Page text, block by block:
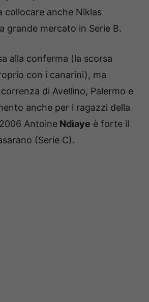
collocare anche Niklas
grande mercato in Serie B.
alla conferma (la scorsa
con i canarini), ma
di Avellino, Palermo e
anche per i ragazzi della
Antoine Ndiaye è forte il
(Serie C).